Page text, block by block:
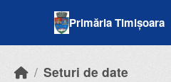
Primăria Timișoara
Seturi de date